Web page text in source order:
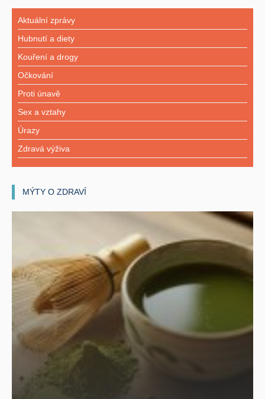
Aktuální zprávy
Hubnutí a diety
Kouření a drogy
Očkování
Proti únavě
Sex a vztahy
Úrazy
Zdravá výživa
MÝTY O ZDRAVÍ